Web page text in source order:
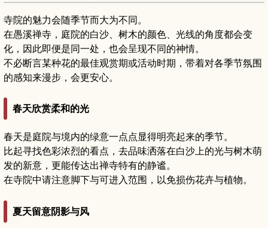
寺院的魅力会随季节而大为不同。
在愚溪禅寺，庭院的白沙、树木的颜色、光线的角度都会变
化，因此即便是同一处，也会呈现不同的神情。
不必断言某种花的最佳观赏期或活动时期，带着对各季节氛围
的感知来漫步，会更安心。
春天欣赏柔和的光
春天是庭院与境内的绿意一点点显得明亮起来的季节。
比起寻找色彩浓烈的看点，去品味洒落在白沙上的光与树木萌
发的新意，更能传达出禅寺特有的静谧。
在寺院中请注意脚下与可进入范围，以免损伤花卉与植物。
夏天留意阴影与风